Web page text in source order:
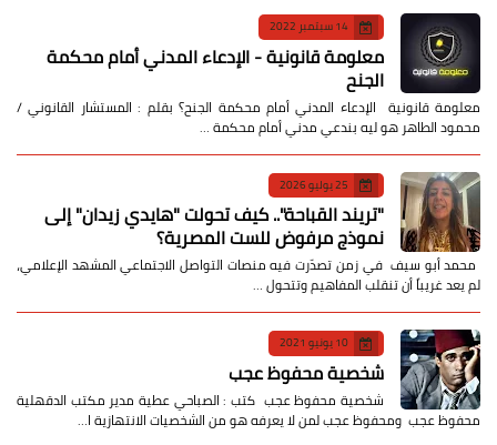
14 سبتمبر 2022
معلومة قانونية - الإدعاء المدني أمام محكمة
الجنح
معلومة قانونية الإدعاء المدني أمام محكمة الجنح؟ بقلم : المستشار القانوني /
محمود الطاهر هو ليه بندعي مدني أمام محكمة …
25 يوليو 2026
​"تريند القباحة".. كيف تحولت "هايدي زيدان" إلى
نموذج مرفوض للست المصرية؟
​ محمد أبو سيف ​في زمن تصدّرت فيه منصات التواصل الاجتماعي المشهد الإعلامي،
لم يعد غريباً أن تنقلب المفاهيم وتتحول …
10 يونيو 2021
شخصية محفوظ عجب
شخصية محفوظ عجب كتب : الصباحي عطية مدير مكتب الدقهلية
محفوظ عجب ومحفوظ عجب لمن لا يعرفه هو من الشخصيات الانتهازية ا…